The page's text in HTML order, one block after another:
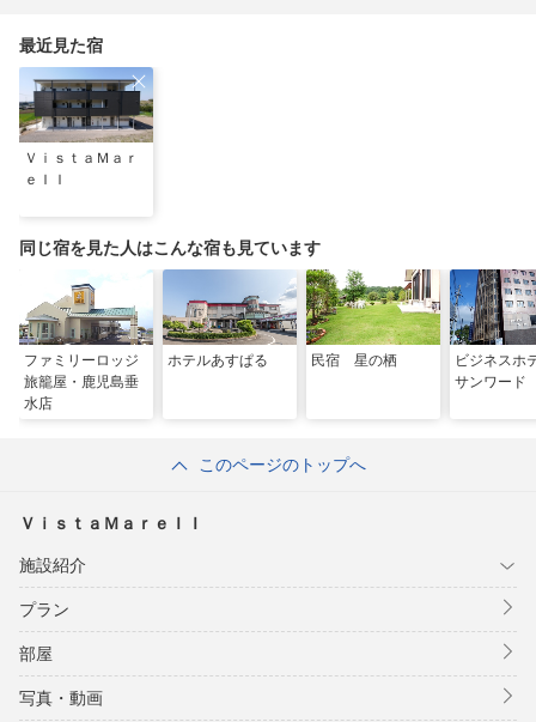
最近見た宿
ＶｉｓｔａＭａｒ
ｅＩＩ
同じ宿を見た人はこんな宿も見ています
ファミリーロッジ
旅籠屋・鹿児島垂
水店
ホテルあすぱる 民宿 星の栖
ビジネス
サンワード
このページのトップへ
ＶｉｓｔａＭａｒｅＩＩ
施設紹介
プラン
部屋
写真・動画